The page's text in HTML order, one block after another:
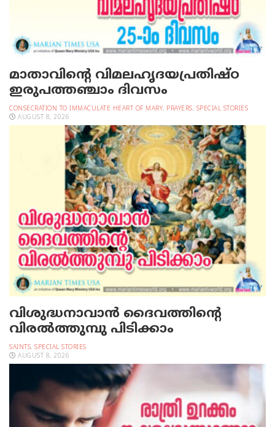
മാതാവിന്റെ വിമലഹൃദയപ്രതിഷ്ഠ
ഇരുപത്തഞ്ചാം ദിവസം
CONSECRATION TO IMMACULATE HEART OF MARY, PRAYERS, SPECIAL STORIES
AUGUST 8, 2026
വിശുദ്ധനാവാന്‍ ദൈവത്തിന്റെ
വിരല്‍ത്തുമ്പു പിടിക്കാം
SAINTS, SPECIAL STORIES
AUGUST 8, 2026